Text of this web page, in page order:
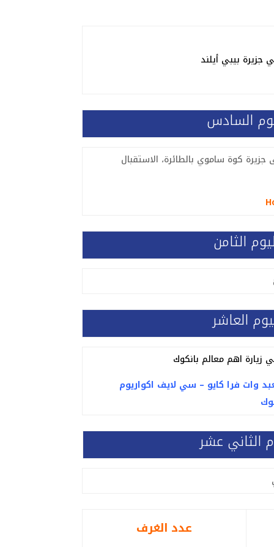
بيبي أيلند
السادس
جزيرة كوة ساموي بالطائرة، الاستقبال
الثامن
العاشر
زيارة اهم معالم بانكوك
وات فرا كايو – سي لايف اكواريوم
الثاني عشر
عدد الغرف